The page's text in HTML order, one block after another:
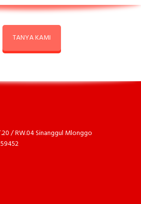
TANYA KAMI
/ RW.04 Sinanggul Mlonggo